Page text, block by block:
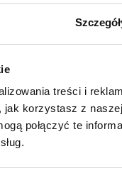
treści i
korzystasz z
połączyć te
Zachęcamy
zapachowego